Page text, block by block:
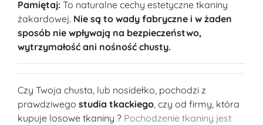
Pamiętaj: To naturalne cechy estetyczne tkaniny
żakardowej. Nie są to wady fabryczne i w żaden
sposób nie wpływają na bezpieczeństwo,
wytrzymałość ani nośność chusty.
Czy Twoja chusta, lub nosidełko, pochodzi z
prawdziwego studia tkackiego , czy od firmy, która
kupuje losowe tkaniny ? Pochodzenie tkaniny jest